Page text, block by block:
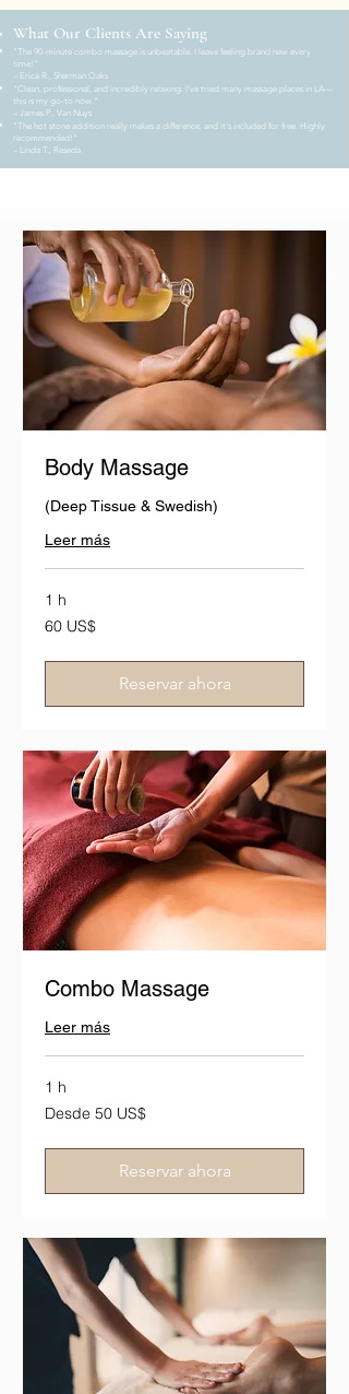
What Our Clients Are Saying
"The 90-minute combo massage is unbeatable. I leave feeling brand new every
time!"
– Erica R., Sherman Oaks
"Clean, professional, and incredibly relaxing. I’ve tried many massage places in LA—
this is my go-to now."
– James P., Van Nuys
"The hot stone addition really makes a difference, and it's included for free. Highly
recommended!"
– Linda T., Reseda
Body Massage
(Deep Tissue & Swedish)
Leer más
1 h
60
dólares
60 US$
Reservar ahora
Combo Massage
Leer más
1 h
Desde
50
Desde 50 US$
Reservar ahora